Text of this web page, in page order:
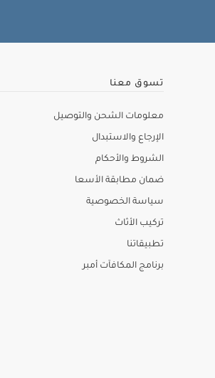
تسوق معنا
معلومات الشحن والتوصيل
الإرجاع والاستبدال
الشروط والأحكام
ضمان مطابقة الأسعا
سياسة الخصوصية
تركيب الأثاث
تطبيقاتنا
برنامج المكافآت أمبر